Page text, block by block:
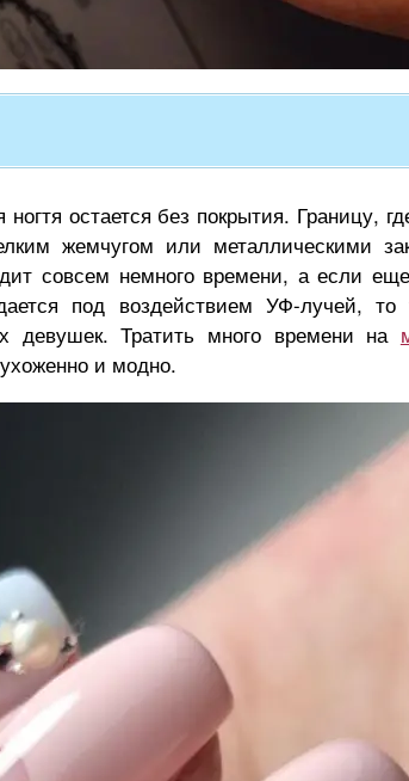
остается без покрытия. Границу,
жемчугом или металлическими
совсем немного времени, а если
под воздействием УФ-лучей,
девушек. Тратить много времени на
и модно.